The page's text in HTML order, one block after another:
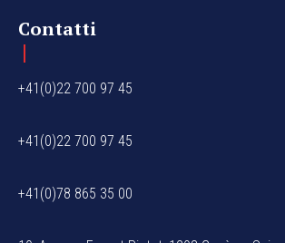
Contatti
+41(0)22 700 97 45
+41(0)22 700 97 45
+41(0)78 865 35 00